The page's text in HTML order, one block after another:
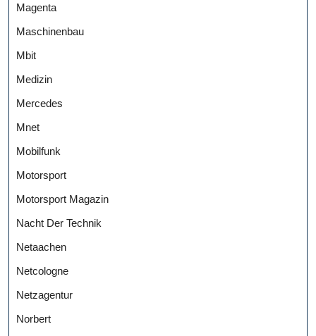
Magenta
Maschinenbau
Mbit
Medizin
Mercedes
Mnet
Mobilfunk
Motorsport
Motorsport Magazin
Nacht Der Technik
Netaachen
Netcologne
Netzagentur
Norbert